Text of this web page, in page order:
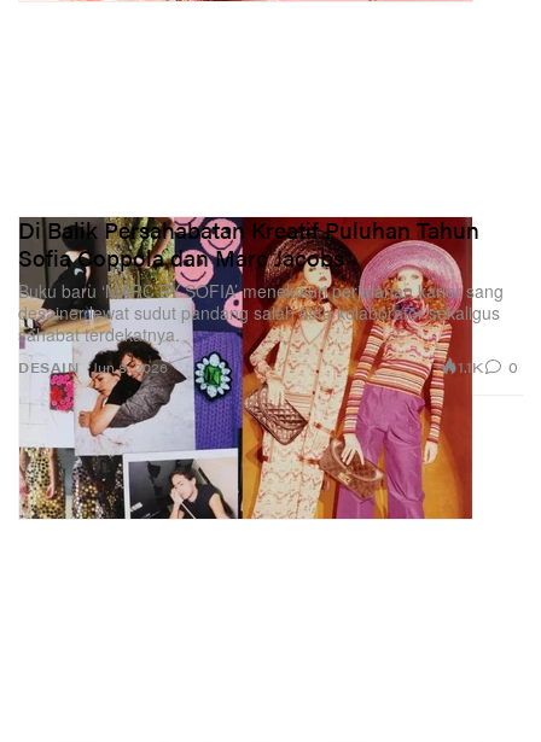
DESAIN
Di Balik Persahabatan Kreatif Puluhan Tahun
Sofia Coppola dan Marc Jacobs
Buku baru ‘MARC BY SOFIA’ menelusuri perjalanan karier sang
desainer lewat sudut pandang salah satu kolaborator sekaligus
sahabat terdekatnya.
Jun 8, 2026 1.1K 0